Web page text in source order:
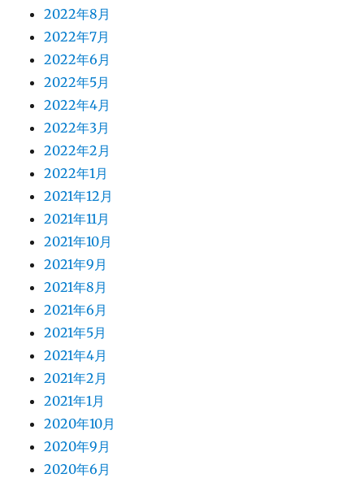
2022年8月
2022年7月
2022年6月
2022年5月
2022年4月
2022年3月
2022年2月
2022年1月
2021年12月
2021年11月
2021年10月
2021年9月
2021年8月
2021年6月
2021年5月
2021年4月
2021年2月
2021年1月
2020年10月
2020年9月
2020年6月